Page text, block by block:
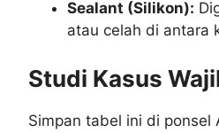
Sealant (Silikon):
atau celah di antara
Studi Kasus
Simpan tabel ini di ponsel